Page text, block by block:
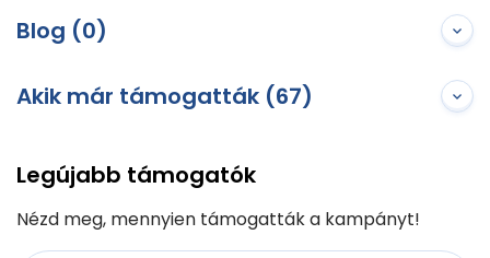
Blog (0)
Akik már támogatták (67)
Legújabb támogatók
Nézd meg, mennyien támogatták a kampányt!